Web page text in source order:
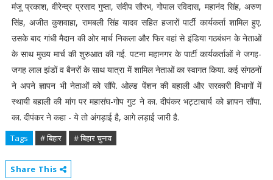
मंजू प्रकाश, वीरेन्द्र प्रसाद गुप्ता, संदीप सौरभ, गोपाल रविदास, महानंद सिंह, अरुण
सिंह, अजीत कुशवाहा, रामबली सिंह यादव सहित हजारों पार्टी कार्यकर्ता शामिल हुए.
उसके बाद गांधी मैदान की ओर मार्च निकला और फिर वहां से इंडिया गठबंधन के नेताओं
के साथ मुख्य मार्च की शुरुआत की गई. पटना महानगर के पार्टी कार्यकर्ताओं ने जगह-
जगह लाल झंडों व बैनरों के साथ यात्रा में शामिल नेताओं का स्वागत किया. कई संगठनों
ने अपने ज्ञापन भी नेताओं को सौंपे. ओल्ड पेंशन की बहाली और सरकारी विभागों में
स्थायी बहाली की मांग पर महासंघ-गोप गुट ने का. दीपंकर भट्टाचार्य को ज्ञापन सौंपा.
का. दीपंकर ने कहा - ये तो अंगड़ाई है, आगे लड़ाई जारी है.
Tags # बिहार # बिहार चुनाव
Share This